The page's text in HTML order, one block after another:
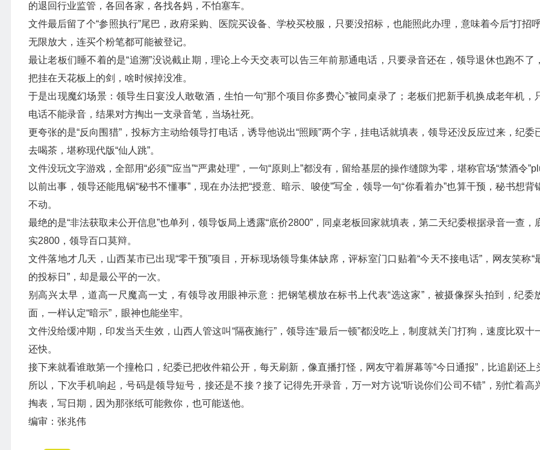
的退回行业监管，各回各家，各找各妈，不怕塞车。
文件最后留了个“参照执行”尾巴，政府采购、医院买设备、学校买校服，只要没招标，也能照此办理，意味着今后“打招
无限放大，连买个粉笔都可能被登记。
最让老板们睡不着的是“追溯”没说截止期，理论上今天交表可以告三年前那通电话，只要录音还在，领导退休也跑不了
把挂在天花板上的剑，啥时候掉没准。
于是出现魔幻场景：领导生日宴没人敢敬酒，生怕一句“那个项目你多费心”被同桌录了；老板们把新手机换成老年机，
电话不能录音，结果对方掏出一支录音笔，当场社死。
更夸张的是“反向围猎”，投标方主动给领导打电话，诱导他说出“照顾”两个字，挂电话就填表，领导还没反应过来，纪委
去喝茶，堪称现代版“仙人跳”。
文件没玩文字游戏，全部用“必须”“应当”“严肃处理”，一句“原则上”都没有，留给基层的操作缝隙为零，堪称官场“禁酒令
以前出事，领导还能甩锅“秘书不懂事”，现在办法把“授意、暗示、唆使”写全，领导一句“你看着办”也算干预，秘书想背
不动。
最绝的是“非法获取未公开信息”也单列，领导饭局上透露“底价2800”，同桌老板回家就填表，第二天纪委根据录音一查，
实2800，领导百口莫辩。
文件落地才几天，山西某市已出现“零干预”项目，开标现场领导集体缺席，评标室门口贴着“今天不接电话”，网友笑称“
的投标日”，却是最公平的一次。
别高兴太早，道高一尺魔高一丈，有领导改用眼神示意：把钢笔横放在标书上代表“选这家”，被摄像探头拍到，纪委
面，一样认定“暗示”，眼神也能坐牢。
文件没给缓冲期，印发当天生效，山西人管这叫“隔夜施行”，领导连“最后一顿”都没吃上，制度就关门打狗，速度比双十
还快。
接下来就看谁敢第一个撞枪口，纪委已把收件箱公开，每天刷新，像直播打怪，网友守着屏幕等“今日通报”，比追剧还上
所以，下次手机响起，号码是领导短号，接还是不接？接了记得先开录音，万一对方说“听说你们公司不错”，别忙着高
掏表，写日期，因为那张纸可能救你，也可能送他。
编审：张兆伟